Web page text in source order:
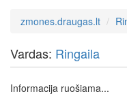
zmones.draugas.lt
Vardas: Ringaila
Informacija ruošiama...